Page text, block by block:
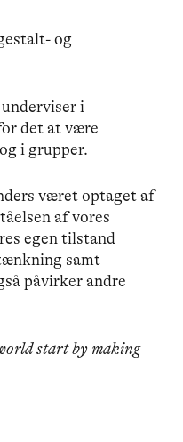
og
i
det at være
i grupper.
været optaget af
af vores
egen tilstand
samt
påvirker andre
start by making